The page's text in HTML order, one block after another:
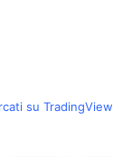
su TradingView